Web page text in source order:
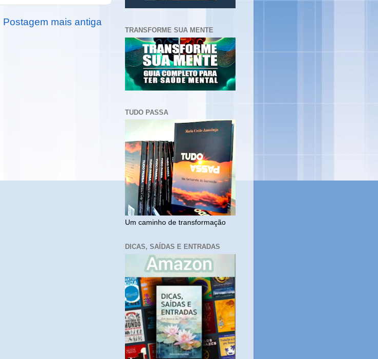
Postagem mais antiga
TRANSFORME SUA MENTE
TUDO PASSA
Um caminho de transformação
DICAS, SAÍDAS E ENTRADAS